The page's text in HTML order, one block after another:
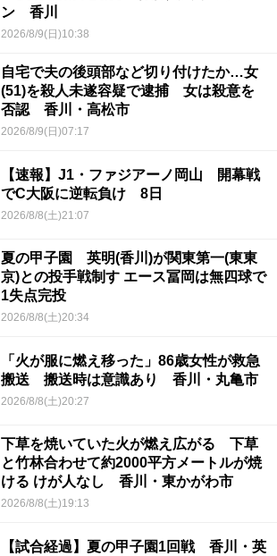
ン 香川
2026/8/9(日)10:38
自宅で夫の後頭部など切り付けたか…女
(51)を殺人未遂容疑で逮捕 女は殺意を
否認 香川・高松市
2026/8/9(日)07:17
【速報】J1・ファジアーノ岡山 開幕戦
でC大阪に逆転負け 8日
2026/8/8(土)21:07
夏の甲子園 英明(香川)が関東第一(東東
京)との投手戦制す エース冨岡は無四球で
1失点完投
2026/8/8(土)20:34
「火が服に燃え移った」86歳女性が救急
搬送 搬送時は意識あり 香川・丸亀市
2026/8/8(土)20:27
下草を焼いていた火が燃え広がる 下草
と竹林合わせて約2000平方メートルが焼
ける けが人なし 香川・東かがわ市
2026/8/8(土)19:13
【試合経過】夏の甲子園1回戦 香川・英